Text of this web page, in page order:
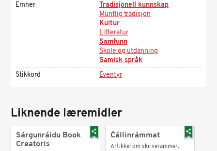
Emner
Tradisjonell kunnskap
Muntlig tradisjon
Kultur
Litteratur
Samfunn
Skole og utdanning
Samisk språk
Stikkord
Eventyr
Liknende læremidler
Sárgunráidu Book
Creatoris
Čállinrámmat
Artikkel om skriverammer.